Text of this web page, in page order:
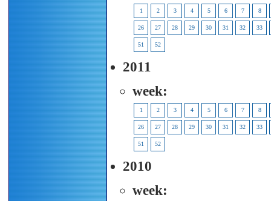
1 2 3 4 5 6 7 8
26 27 28 29 30 31 32 33
51 52
2011
week:
1 2 3 4 5 6 7 8
26 27 28 29 30 31 32 33
51 52
2010
week: